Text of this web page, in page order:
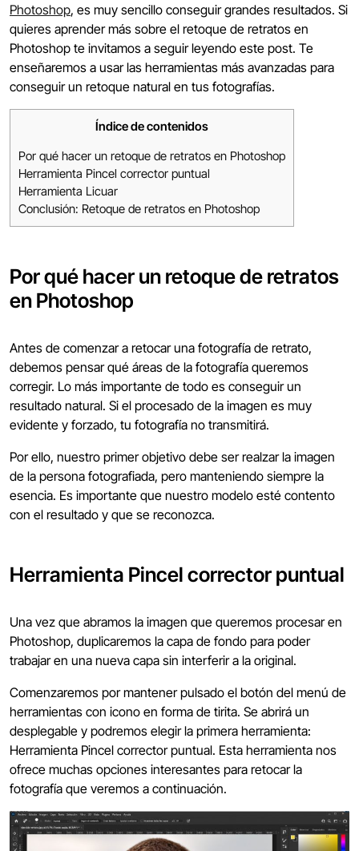
Photoshop, es muy sencillo conseguir grandes resultados. Si
quieres aprender más sobre el retoque de retratos en
Photoshop te invitamos a seguir leyendo este post. Te
enseñaremos a usar las herramientas más avanzadas para
conseguir un retoque natural en tus fotografías.
Índice de contenidos
Por qué hacer un retoque de retratos en Photoshop
Herramienta Pincel corrector puntual
Herramienta Licuar
Conclusión: Retoque de retratos en Photoshop
Por qué hacer un retoque de retratos
en Photoshop
Antes de comenzar a retocar una fotografía de retrato,
debemos pensar qué áreas de la fotografía queremos
corregir. Lo más importante de todo es conseguir un
resultado natural. Si el procesado de la imagen es muy
evidente y forzado, tu fotografía no transmitirá.
Por ello, nuestro primer objetivo debe ser realzar la imagen
de la persona fotografiada, pero manteniendo siempre la
esencia. Es importante que nuestro modelo esté contento
con el resultado y que se reconozca.
Herramienta Pincel corrector puntual
Una vez que abramos la imagen que queremos procesar en
Photoshop, duplicaremos la capa de fondo para poder
trabajar en una nueva capa sin interferir a la original.
Comenzaremos por mantener pulsado el botón del menú de
herramientas con icono en forma de tirita. Se abrirá un
desplegable y podremos elegir la primera herramienta:
Herramienta Pincel corrector puntual. Esta herramienta nos
ofrece muchas opciones interesantes para retocar la
fotografía que veremos a continuación.